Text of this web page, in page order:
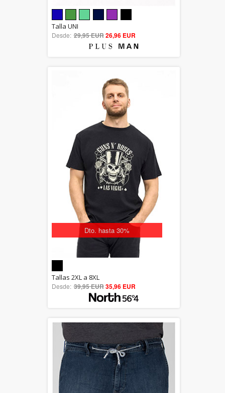
out of 5
Talla UNI
Desde: 29,95 EUR26,96 EUR
Dto. hasta 30%
5.00
out of 5
Tallas 2XL a 8XL
Desde: 39,95 EUR35,96 EUR